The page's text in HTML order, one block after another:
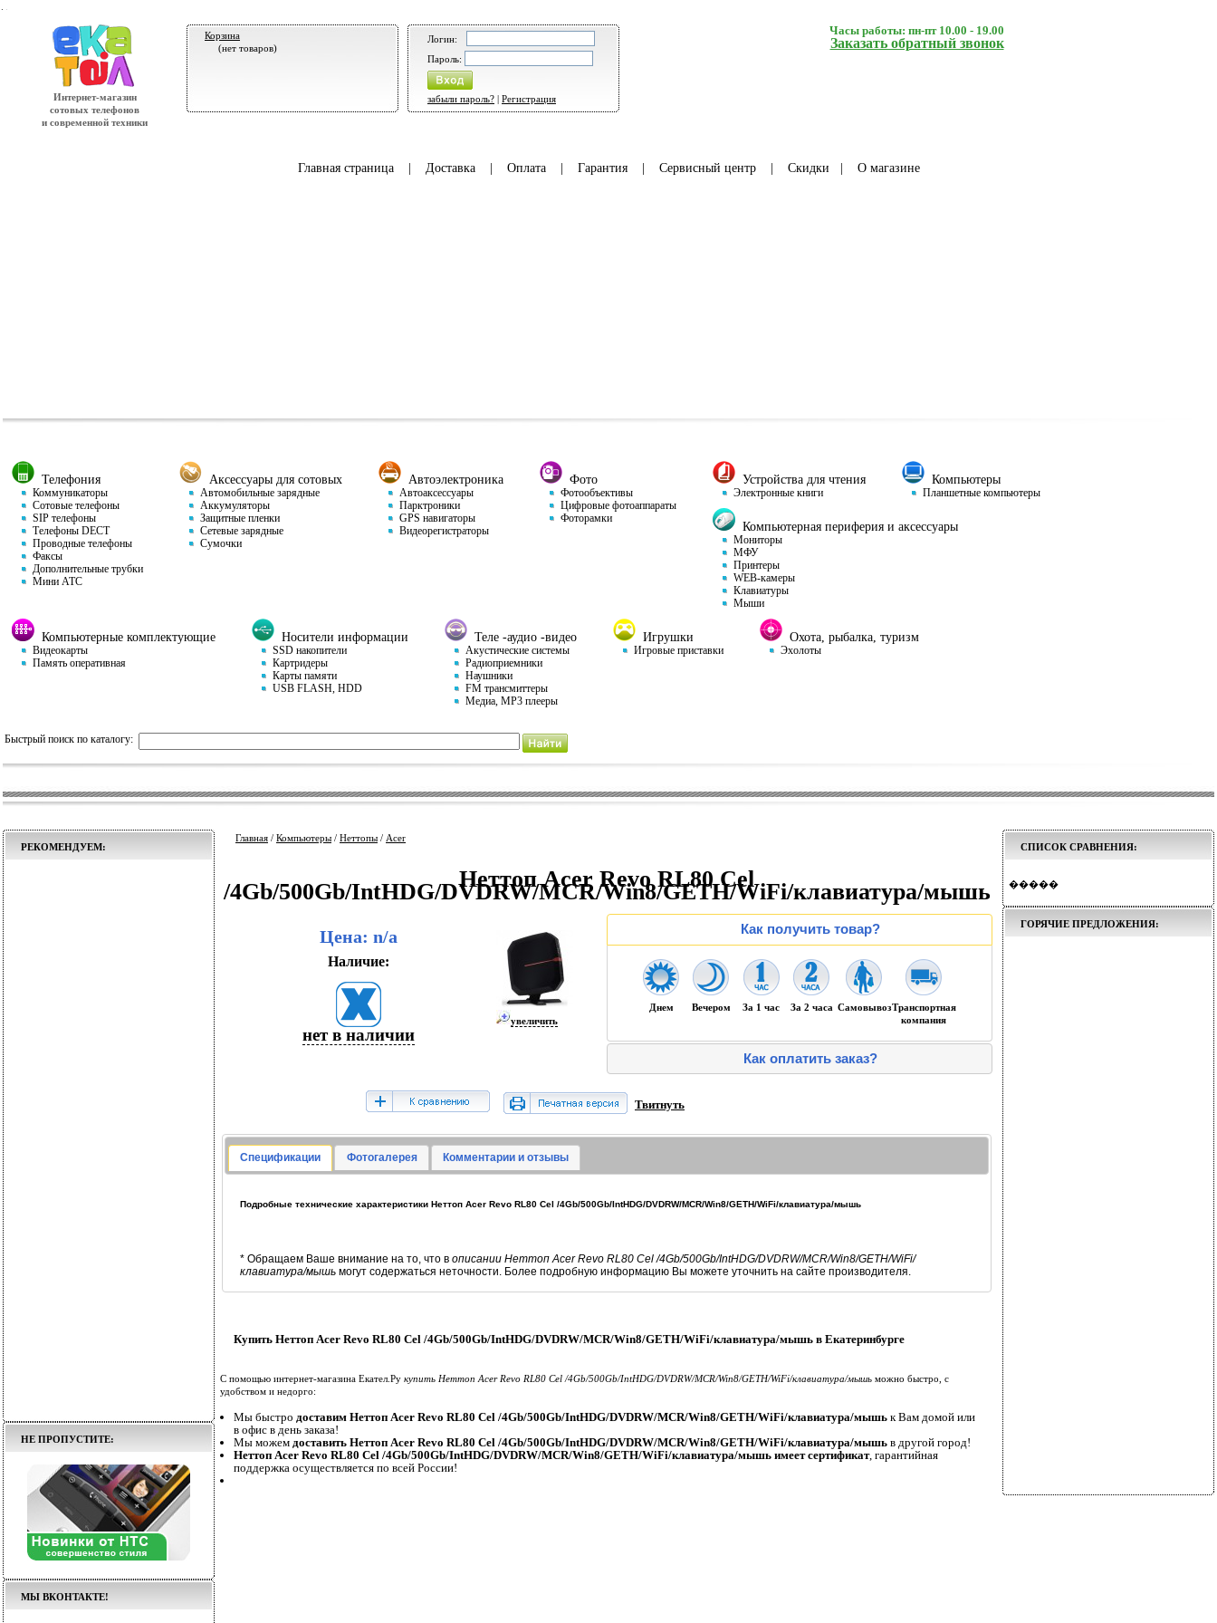
Интернет-магазин
сотовых телефонов
и современной техники
Корзина
(нет товаров)
Логин:
Пароль:
забыли пароль? | Регистрация
Часы работы: пн-пт 10.00 - 19.00
Заказать обратный звонок
Главная страница| Доставка| Оплата| Гарантия| Сервисный центр| Скидки О магазине
Телефония
Коммуникаторы
Сотовые телефоны
SIP телефоны
Телефоны DECT
Проводные телефоны
Факсы
Дополнительные трубки
Мини АТС
Аксессуары для сотовых
Автомобильные зарядные
Аккумуляторы
Защитные пленки
Сетевые зарядные
Сумочки
Автоэлектроника
Автоаксессуары
Парктроники
GPS навигаторы
Видеорегистраторы
Фото
Фотообъективы
Цифровые фотоаппараты
Фоторамки
Устройства для чтения
Электронные книги
Компьютеры
Планшетные компьютеры
Компьютерная периферия и аксессуары
Мониторы
МФУ
Принтеры
WEB-камеры
Клавиатуры
Мыши
Компьютерные комплектующие
Видеокарты
Память оперативная
Носители информации
SSD накопители
Картридеры
Карты памяти
USB FLASH, HDD
Теле -аудио -видео
Акустические системы
Радиоприемники
Наушники
FM трансмиттеры
Медиа, MP3 плееры
Игрушки
Игровые приставки
Охота, рыбалка, туризм
Эхолоты
Быстрый поиск по каталогу:
РЕКОМЕНДУЕМ:
НЕ ПРОПУСТИТЕ:
МЫ ВКОНТАКТЕ!
Главная / Компьютеры / Неттопы / Acer
Неттоп Acer Revo RL80 Cel
/4Gb/500Gb/IntHDG/DVDRW/MCR/Win8/GETH/WiFi/клавиатура/мышь
Цена: n/a
Наличие:
нет в наличии
увеличить
Как получить товар?
Днем Вечером За 1 час За 2 часа СамовывозТранспортная
компания
Как оплатить заказ?
Твитнуть
Спецификации Фотогалерея Комментарии и отзывы
Подробные технические характеристики Неттоп Acer Revo RL80 Cel /4Gb/500Gb/IntHDG/DVDRW/MCR/Win8/GETH/WiFi/клавиатура/мышь
* Обращаем Ваше внимание на то, что вописании Неттоп Acer Revo RL80 Cel /4Gb/500Gb/IntHDG/DVDRW/MCR/Win8/GETH/WiFi/
клавиатура/мышь могут содержаться неточности. Более подробную информацию Вы можете уточнить на сайте производителя.
Купить Неттоп Acer Revo RL80 Cel /4Gb/500Gb/IntHDG/DVDRW/MCR/Win8/GETH/WiFi/клавиатура/мышь в Екатеринбурге
С помощью интернет-магазина Екател.Ру купить Неттоп Acer Revo RL80 Cel /4Gb/500Gb/IntHDG/DVDRW/MCR/Win8/GETH/WiFi/клавиатура/мышь можно быстро, с
удобством и недорго:
Мы быстро доставим Неттоп Acer Revo RL80 Cel /4Gb/500Gb/IntHDG/DVDRW/MCR/Win8/GETH/WiFi/клавиатура/мышь к Вам домой или
в офис в день заказа!
Мы можем доставить Неттоп Acer Revo RL80 Cel /4Gb/500Gb/IntHDG/DVDRW/MCR/Win8/GETH/WiFi/клавиатура/мышь в другой город!
Неттоп Acer Revo RL80 Cel /4Gb/500Gb/IntHDG/DVDRW/MCR/Win8/GETH/WiFi/клавиатура/мышь имеет сертификат, гарантийная
поддержка осуществляется по всей России!
СПИСОК СРАВНЕНИЯ:
�����
ГОРЯЧИЕ ПРЕДЛОЖЕНИЯ: